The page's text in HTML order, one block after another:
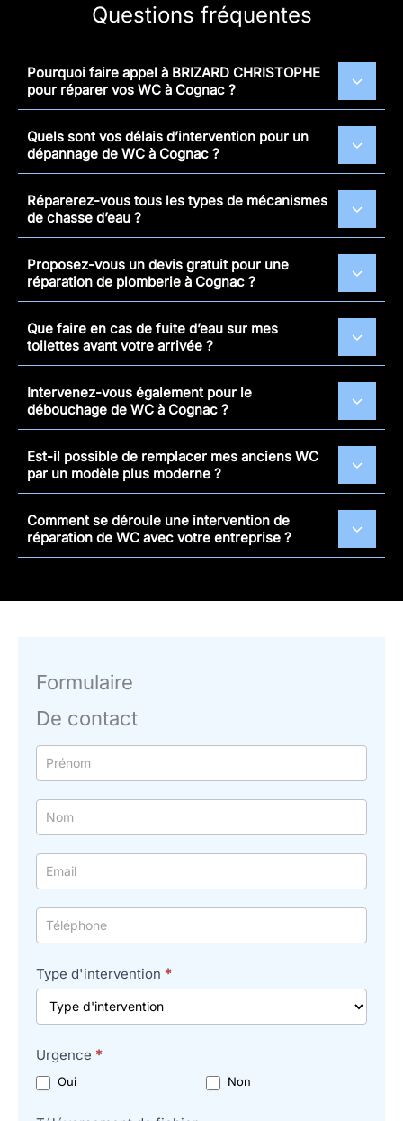
Questions fréquentes
Pourquoi faire appel à BRIZARD CHRISTOPHE
pour réparer vos WC à Cognac ?
Quels sont vos délais d’intervention pour un
dépannage de WC à Cognac ?
Réparerez-vous tous les types de mécanismes
de chasse d’eau ?
Proposez-vous un devis gratuit pour une
réparation de plomberie à Cognac ?
Que faire en cas de fuite d’eau sur mes
toilettes avant votre arrivée ?
Intervenez-vous également pour le
débouchage de WC à Cognac ?
Est-il possible de remplacer mes anciens WC
par un modèle plus moderne ?
Comment se déroule une intervention de
réparation de WC avec votre entreprise ?
Formulaire
De contact
Formulaire
simple
avec
téléphone
Type d'intervention *
Urgence *
Oui Non